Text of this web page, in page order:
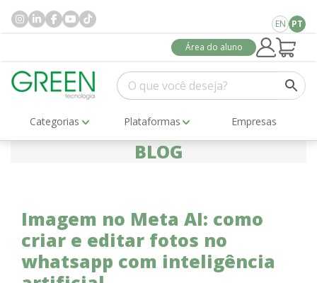
EN PT
Área do aluno
Categorias Plataformas Empresas
BLOG
Imagem no Meta AI: como
criar e editar fotos no
whatsapp com inteligência